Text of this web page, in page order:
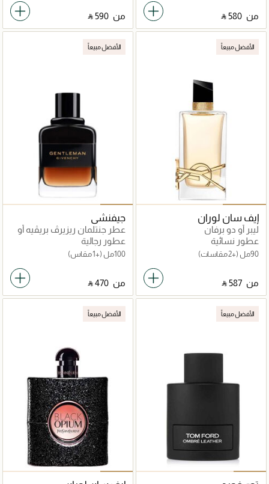
من ‎ ⃁ ⁦580⁩ ‎ من ‎ ⃁ ⁦590⁩ ‎
الأفضل مبيعاً
إيف سان لوران
ليبر أو دو برفان
عطور نسائية
90مل (+2 مقاسات)
من ‎ ⃁ ⁦587⁩ ‎
الأفضل مبيعاً
جيفنشي
عطر جنتلمان ريزيرڤ بريڤيه أو
دو برفان
عطور رجالية
100مل (+1 مقاس)
من ‎ ⃁ ⁦470⁩ ‎
الأفضل مبيعاً الأفضل مبيعاً